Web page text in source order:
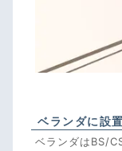
ベランダに設
ベランダはBS/